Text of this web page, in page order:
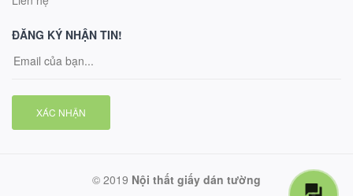
ĐĂNG KÝ NHẬN TIN!
XÁC NHẬN
© 2019 Nội thất giấy dán tường